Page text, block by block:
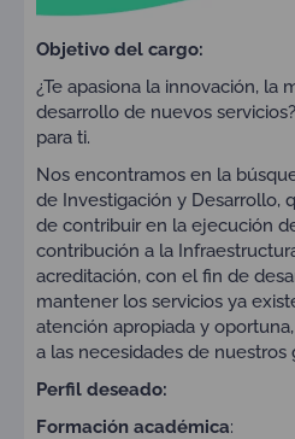
Objetivo del cargo:
¿Te apasiona la innovación, la
desarrollo de nuevos
para ti.
Nos encontramos en la
de Investigación y Desarrollo,
de contribuir en la ejecución
contribución a la
acreditación, con el fin de
mantener los servicios ya
atención apropiada y
a las necesidades de nuestros
Perfil deseado:
Formación académica: